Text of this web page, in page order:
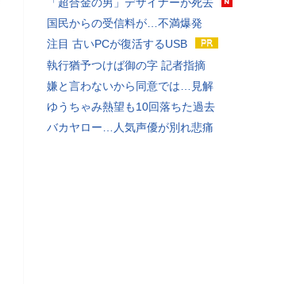
国民からの受信料が…不満爆発
注目 古いPCが復活するUSB
執行猶予つけば御の字 記者指摘
嫌と言わないから同意では…見解
ゆうちゃみ熱望も10回落ちた過去
バカヤロー…人気声優が別れ悲痛